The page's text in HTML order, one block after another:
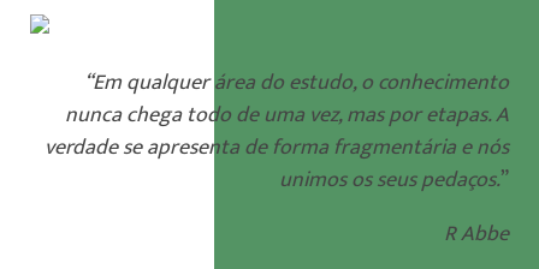
“Em qualquer área do estudo, o conhecimento
nunca chega todo de uma vez, mas por etapas. A
verdade se apresenta de forma fragmentária e nós
unimos os seus pedaços.”
R Abbe